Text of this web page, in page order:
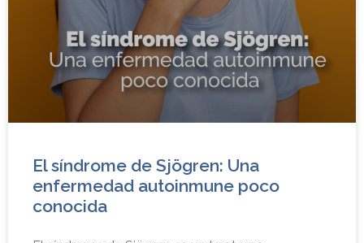
El síndrome de Sjögren: Una
enfermedad autoinmune poco
conocida